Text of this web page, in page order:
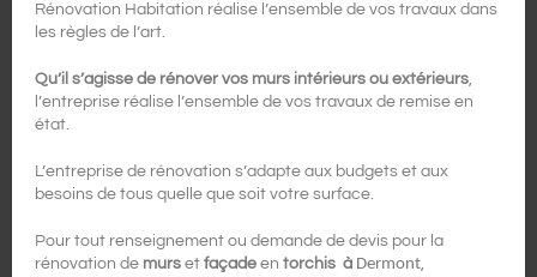
Rénovation Habitation réalise l’ensemble de vos travaux dans
les règles de l’art.
Qu’il s’agisse de rénover vos murs intérieurs ou extérieurs,
l’entreprise réalise l’ensemble de vos travaux de remise en
état.
L’entreprise de rénovation s’adapte aux budgets et aux
besoins de tous quelle que soit votre surface.
Pour tout renseignement ou demande de devis pour la
rénovation de murset façadeen torchis à Dermont,